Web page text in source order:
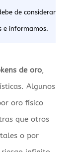
de considerar
e informamos.
de oro,
Algunos
oro físico
que otros
o por